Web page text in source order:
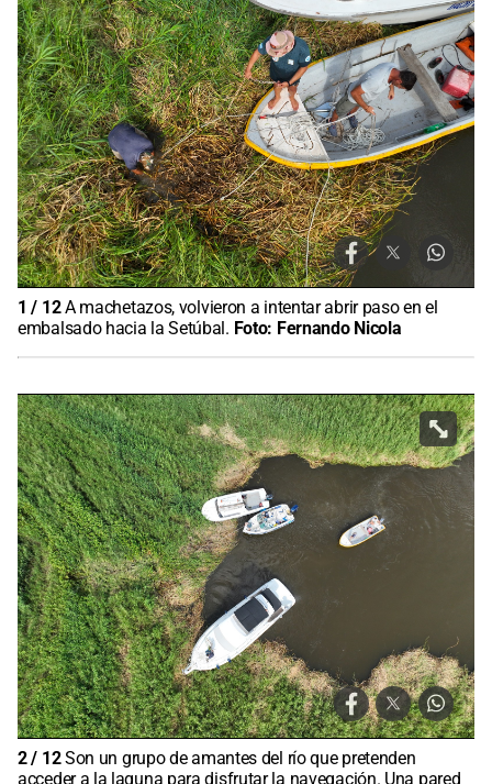
1 / 12A machetazos, volvieron a intentar abrir paso en el
embalsado hacia la Setúbal. Foto: Fernando Nicola
2/ 12Son un grupo de amantes del río que pretenden
acceder a la laguna para disfrutar la navegación. Una pared